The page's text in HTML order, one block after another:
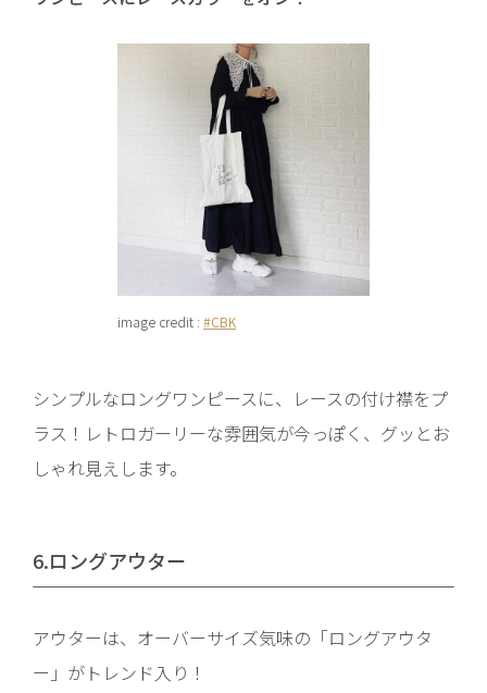
image credit : #CBK
シンプルなロングワンピースに、レースの付け襟をプ
ラス！レトロガーリーな雰囲気が今っぽく、グッとお
しゃれ見えします。
6.ロングアウター
アウターは、オーバーサイズ気味の「ロングアウタ
ー」がトレンド入り！